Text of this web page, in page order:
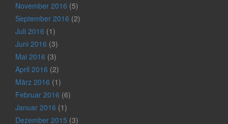
November 2016 (5)
September 2016 (2)
Juli 2016 (1)
Juni 2016 (3)
Mai 2016 (3)
April 2016 (2)
März 2016 (1)
Februar 2016 (6)
Januar 2016 (1)
Dezember 2015 (3)